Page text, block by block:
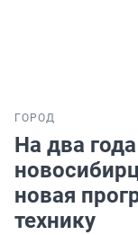
ГОРОД
На два
новая
технику